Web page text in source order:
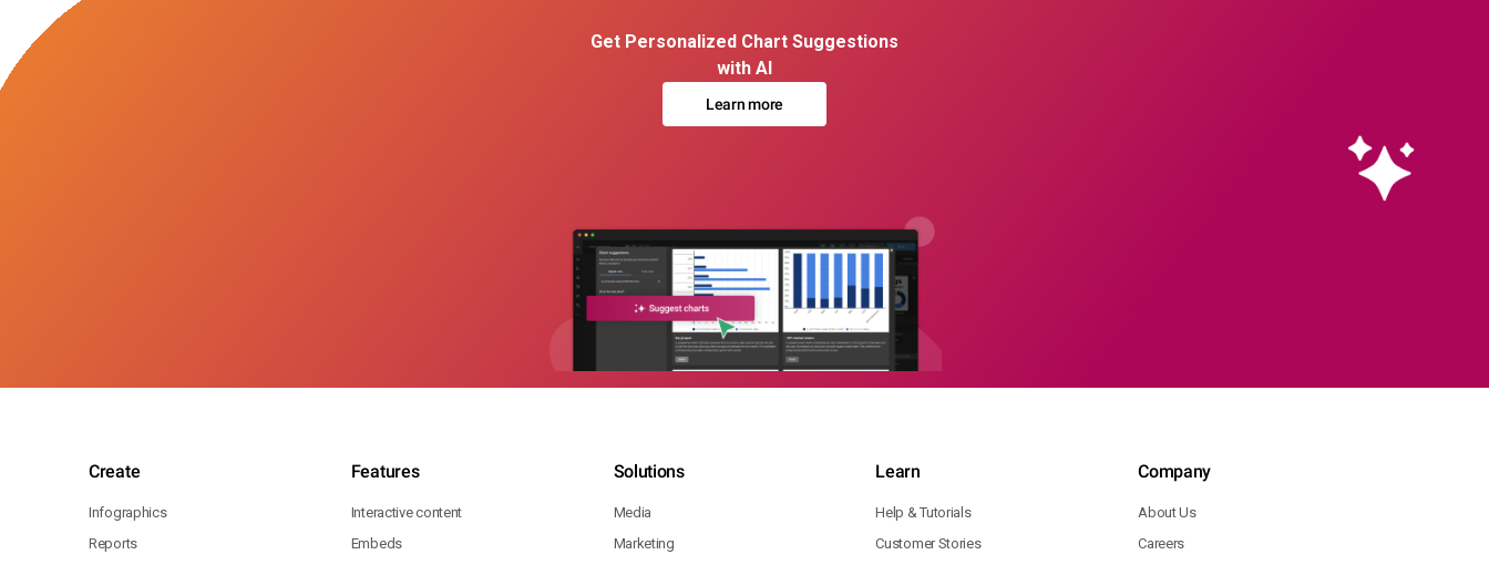
Get Personalized Chart Suggestions
with AI
Learn more
Create
Infographics
Reports
Features
Interactive content
Embeds
Solutions
Media
Marketing
Learn
Help & Tutorials
Customer Stories
Company
About Us
Careers